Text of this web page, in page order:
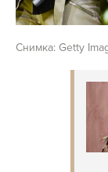
Снимка: Getty